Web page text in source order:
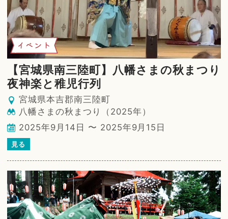
イベント
【宮城県南三陸町】八幡さまの秋まつり
夜神楽と稚児行列
宮城県本吉郡南三陸町
八幡さまの秋まつり（2025年）
2025年9月14日 〜 2025年9月15日
見る